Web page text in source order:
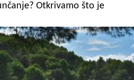
Otkrivamo što je